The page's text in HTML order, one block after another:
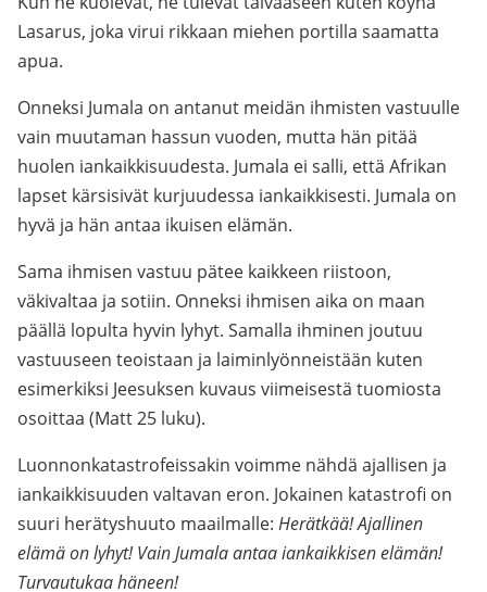
Lasarus, joka virui rikkaan miehen portilla saamatta
apua.
Onneksi Jumala on antanut meidän ihmisten vastuulle
vain muutaman hassun vuoden, mutta hän pitää
huolen iankaikkisuudesta. Jumala ei salli, että Afrikan
lapset kärsisivät kurjuudessa iankaikkisesti. Jumala on
hyvä ja hän antaa ikuisen elämän.
Sama ihmisen vastuu pätee kaikkeen riistoon,
väkivaltaa ja sotiin. Onneksi ihmisen aika on maan
päällä lopulta hyvin lyhyt. Samalla ihminen joutuu
vastuuseen teoistaan ja laiminlyönneistään kuten
esimerkiksi Jeesuksen kuvaus viimeisestä tuomiosta
osoittaa (Matt 25 luku).
Luonnonkatastrofeissakin voimme nähdä ajallisen ja
iankaikkisuuden valtavan eron. Jokainen katastrofi on
suuri herätyshuuto maailmalle: Herätkää! Ajallinen
elämä on lyhyt! Vain Jumala antaa iankaikkisen elämän!
Turvautukaa häneen!